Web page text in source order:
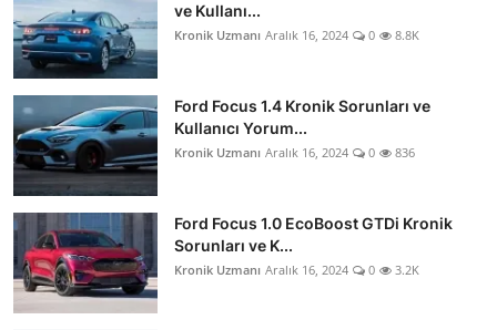
ve Kullanı...
Kronik Uzmanı Aralık 16, 2024 0 8.8K
Ford Focus 1.4 Kronik Sorunları ve
Kullanıcı Yorum...
Kronik Uzmanı Aralık 16, 2024 0 836
Ford Focus 1.0 EcoBoost GTDi Kronik
Sorunları ve K...
Kronik Uzmanı Aralık 16, 2024 0 3.2K